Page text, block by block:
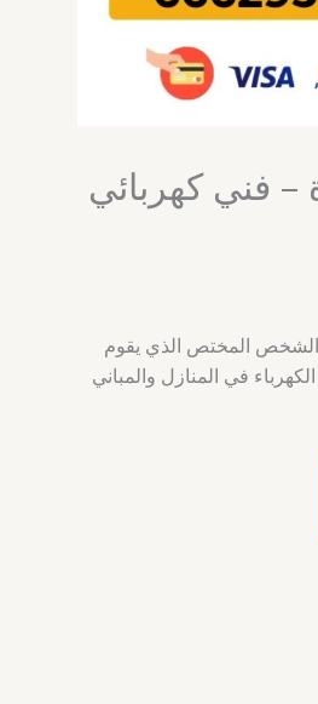
66629504 – النقرة – فني كهربائي
الشخص المختص الذي يقوم
في المنازل والمباني